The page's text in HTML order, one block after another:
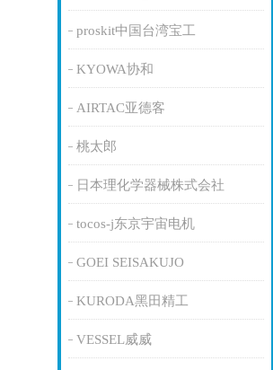
proskit中国台湾宝工
KYOWA协和
AIRTAC亚德客
桃太郎
日本理化学器械株式会社
tocos-j东京宇宙电机
GOEI SEISAKUJO
KURODA黑田精工
VESSEL威威